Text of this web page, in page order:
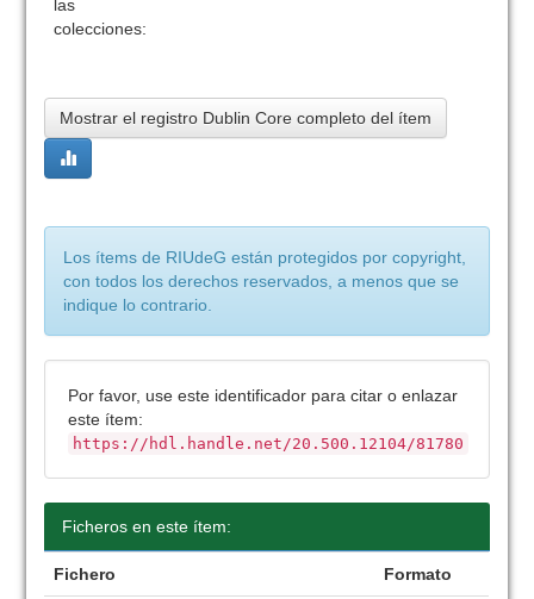
las
colecciones:
Mostrar el registro Dublin Core completo del ítem
Los ítems de RIUdeG están protegidos por copyright,
con todos los derechos reservados, a menos que se
indique lo contrario.
Por favor, use este identificador para citar o enlazar
este ítem:
https://hdl.handle.net/20.500.12104/81780
Ficheros en este ítem:
Fichero Formato